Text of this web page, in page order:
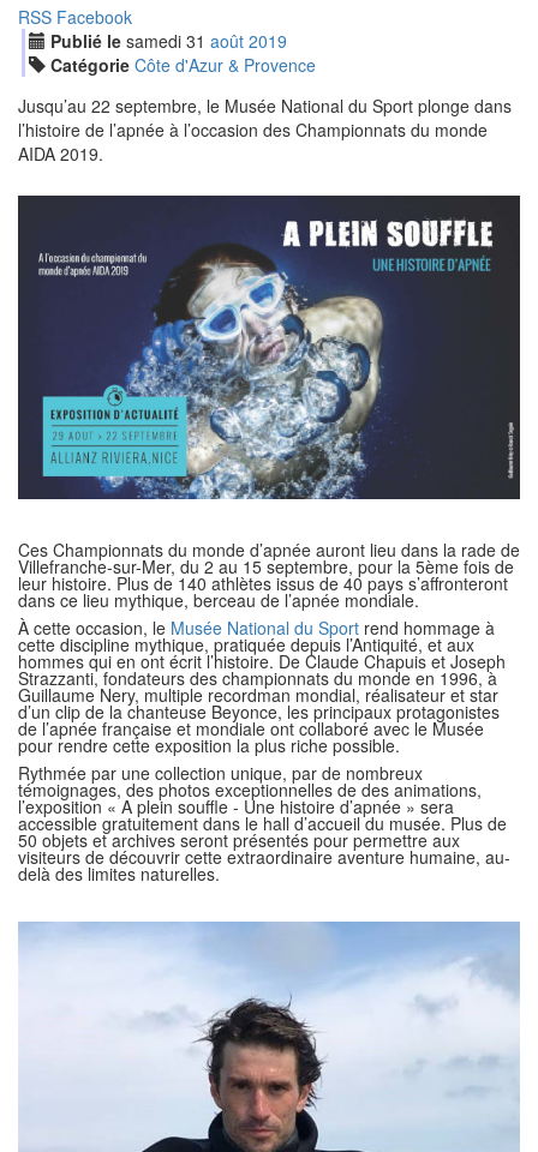
RSS Facebook
Publié le samedi 31 août 2019
Catégorie Côte d'Azur & Provence
Jusqu’au 22 septembre, le Musée National du Sport plonge dans
l’histoire de l’apnée à l’occasion des Championnats du monde
AIDA 2019.
Ces Championnats du monde d’apnée auront lieu dans la rade de
Villefranche-sur-Mer, du 2 au 15 septembre, pour la 5ème fois de
leur histoire. Plus de 140 athlètes issus de 40 pays s’affronteront
dans ce lieu mythique, berceau de l’apnée mondiale.
À cette occasion, le Musée National du Sport rend hommage à
cette discipline mythique, pratiquée depuis l’Antiquité, et aux
hommes qui en ont écrit l’histoire. De Claude Chapuis et Joseph
Strazzanti, fondateurs des championnats du monde en 1996, à
Guillaume Nery, multiple recordman mondial, réalisateur et star
d’un clip de la chanteuse Beyonce, les principaux protagonistes
de l’apnée française et mondiale ont collaboré avec le Musée
pour rendre cette exposition la plus riche possible.
Rythmée par une collection unique, par de nombreux
témoignages, des photos exceptionnelles de des animations,
l’exposition « A plein souffle - Une histoire d’apnée » sera
accessible gratuitement dans le hall d’accueil du musée. Plus de
50 objets et archives seront présentés pour permettre aux
visiteurs de découvrir cette extraordinaire aventure humaine, au-
delà des limites naturelles.